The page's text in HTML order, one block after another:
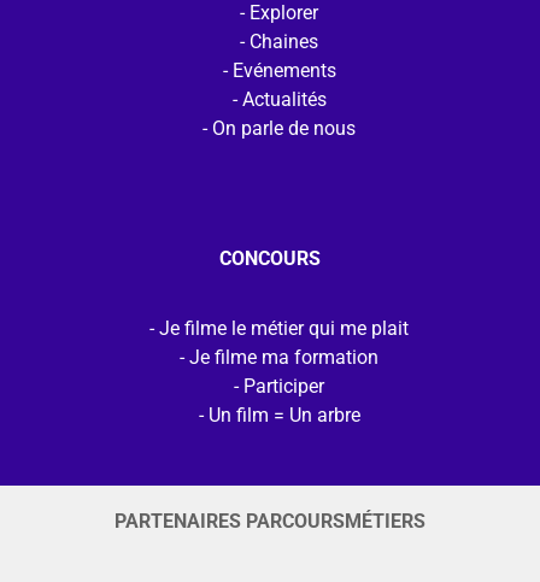
Explorer
Chaines
Evénements
Actualités
On parle de nous
CONCOURS
Je filme le métier qui me plait
Je filme ma formation
Participer
Un film = Un arbre
PARTENAIRES PARCOURSMÉTIERS